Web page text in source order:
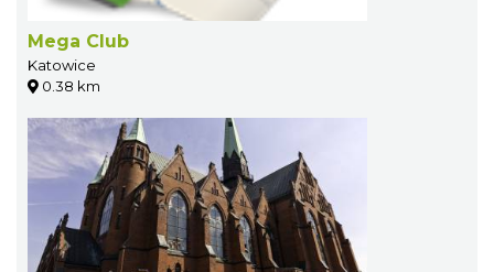
Mega Club
Katowice
0.38 km